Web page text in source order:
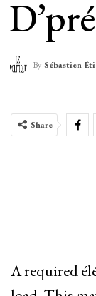
By Sébastien-
Share
A required